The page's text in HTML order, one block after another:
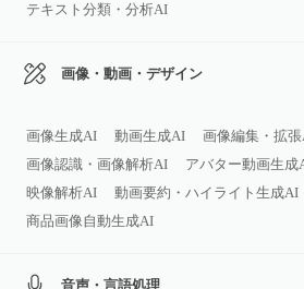
テキスト分類・分析AI
画像・動画・デザイン
画像生成AI 動画生成AI
画像編集・拡
画像認識・画像解析AI
アバター動画生成
映像解析AI
動画要約・ハイライト生成AI
商品画像自動生成AI
音声・言語処理